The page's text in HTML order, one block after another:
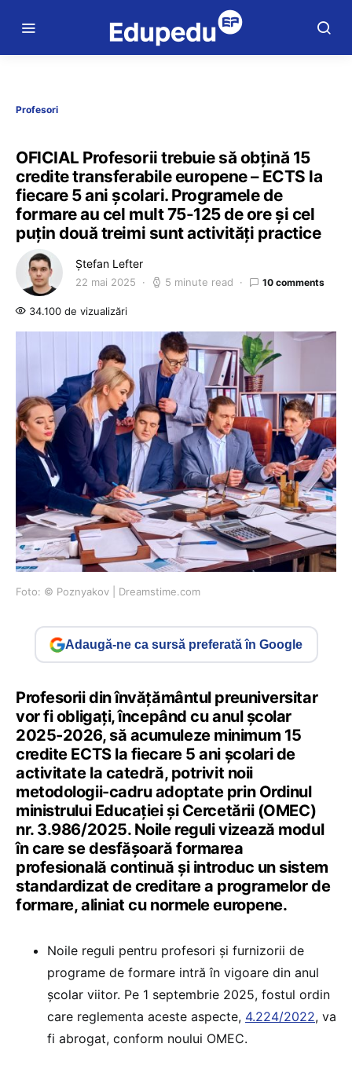
Profesori
OFICIAL Profesorii trebuie să obțină 15
credite transferabile europene – ECTS la
fiecare 5 ani școlari. Programele de
formare au cel mult 75-125 de ore și cel
puțin două treimi sunt activități practice
Ștefan Lefter
22 mai 2025 5 minute read 10 comments
34.100 de vizualizări
Foto: © Poznyakov | Dreamstime.com
Adaugă-ne ca sursă preferată în Google
Profesorii din învățământul preuniversitar
vor fi obligați, începând cu anul școlar
2025-2026, să acumuleze minimum 15
credite ECTS la fiecare 5 ani școlari de
activitate la catedră, potrivit noii
metodologii-cadru adoptate prin Ordinul
ministrului Educației și Cercetării (OMEC)
nr. 3.986/2025. Noile reguli vizează modul
în care se desfășoară formarea
profesională continuă și introduc un sistem
standardizat de creditare a programelor de
formare, aliniat cu normele europene.
Noile reguli pentru profesori și furnizorii de
programe de formare intră în vigoare din anul
școlar viitor. Pe 1 septembrie 2025, fostul ordin
care reglementa aceste aspecte, 4.224/2022, va
fi abrogat, conform noului OMEC.